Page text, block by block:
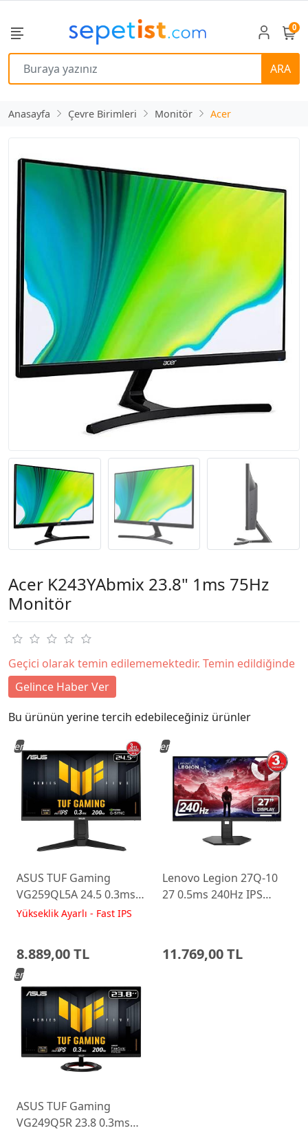
ARA
0
Anasayfa Çevre Birimleri Monitör Acer
Acer K243YAbmix 23.8" 1ms 75Hz
Monitör
Geçici olarak temin edilememektedir. Temin edildiğinde
Gelince Haber Ver
Bu ürünün yerine tercih edebileceğiniz ürünler
ASUS TUF Gaming
VG259QL5A 24.5 0.3ms
200Hz Fast IPS Yükseklik
Yükseklik Ayarlı - Fast IPS
8.889,00 TL
Yeni
Lenovo Legion 27Q-10
27 0.5ms 240Hz IPS
11.769,00 TL
Yeni
ASUS TUF Gaming
VG249Q5R 23.8 0.3ms
Yeni